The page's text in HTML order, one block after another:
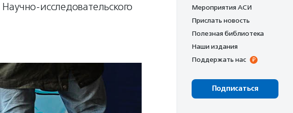
исследовательского
Мероприятия АСИ
Прислать новость
Полезная библиотека
Наши издания
Поддержать нас
Подписаться